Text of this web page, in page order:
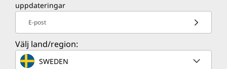
uppdateringar
E-post
Välj land/region:
SWEDEN